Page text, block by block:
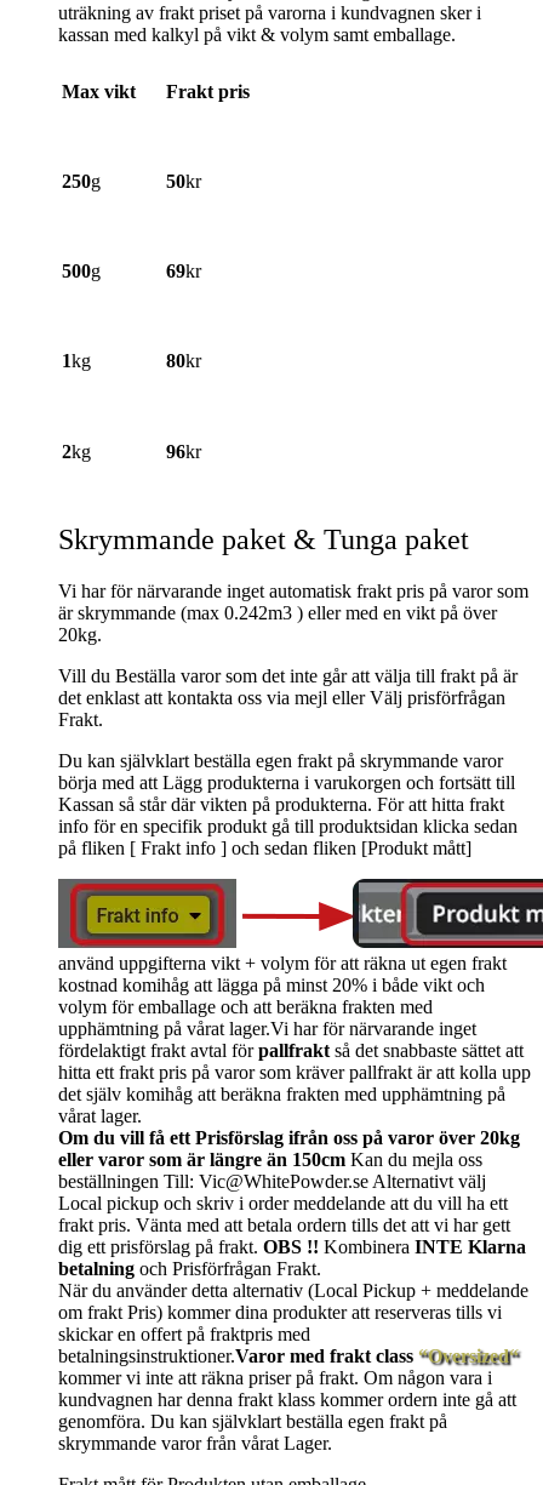
uträkning av frakt priset på varorna i kundvagnen sker i
kassan med kalkyl på vikt & volym samt emballage.
Max vikt Frakt pris
250g 50kr
500g 69kr
1kg 80kr
2kg 96kr
Skrymmande paket & Tunga paket
Vi har för närvarande inget automatisk frakt pris på varor som
är skrymmande (max 0.242m3 ) eller med en vikt på över
20kg.
Vill du Beställa varor som det inte går att välja till frakt på är
det enklast att kontakta oss via mejl eller Välj prisförfrågan
Frakt.
Du kan självklart beställa egen frakt på skrymmande varor
börja med att Lägg produkterna i varukorgen och fortsätt till
Kassan så står där vikten på produkterna. För att hitta frakt
info för en specifik produkt gå till produktsidan klicka sedan
på fliken [ Frakt info ] och sedan fliken [Produkt mått]
använd uppgifterna vikt + volym för att räkna ut egen frakt
kostnad komihåg att lägga på minst 20% i både vikt och
volym för emballage och att beräkna frakten med
upphämtning på vårat lager.Vi har för närvarande inget
fördelaktigt frakt avtal förpallfrakt så det snabbaste sättet att
hitta ett frakt pris på varor som kräver pallfrakt är att kolla upp
det själv komihåg att beräkna frakten med upphämtning på
vårat lager.
Om du vill få ett Prisförslag ifrån oss på varor över 20kg
eller varor som är längre än 150cm Kan du mejla oss
beställningen Till: Vic@WhitePowder.se Alternativt välj
Local pickup och skriv i order meddelande att du vill ha ett
frakt pris. Vänta med att betala ordern tills det att vi har gett
dig ett prisförslag på frakt. OBS !! Kombinera INTE Klarna
betalning och Prisförfrågan Frakt.
När du använder detta alternativ (Local Pickup + meddelande
om frakt Pris) kommer dina produkter att reserveras tills vi
skickar en offert på fraktpris med
betalningsinstruktioner.Varor med frakt class “Oversized“
kommer vi inte att räkna priser på frakt. Om någon vara i
kundvagnen har denna frakt klass kommer ordern inte gå att
genomföra. Du kan självklart beställa egen frakt på
skrymmande varor från vårat Lager.